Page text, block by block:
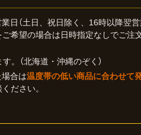
日（土日、祝日除く、16時以降翌営
希望の場合は日時指定なしでご注
。（北海道・沖縄のぞく）
場合は温度帯の低い商品に合わせて
ださい。